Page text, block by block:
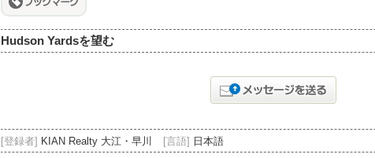
Hudson Yardsを望む
[登録者] KIAN Realty 大江・早川 [言語] 日本語